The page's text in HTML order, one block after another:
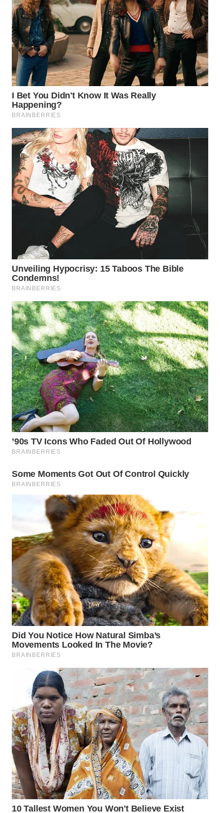
WN
DAIRI
WN
DANAU
TOBA
WN
NIAS
WN
LANGKAT
WN
TAPANULI
SELATAN
WN
KARO
SIMALUNGUN
WN
LABUHANBATU
WN
TAPANULI
TENGAH
WN DELI
SERDANG
WN
TINGGI
WN
KARAWANG
WN
BEKASI
WN
BOGOR
WN
DEPOK
WN
TAPANULI
UTARA
WN
SAMOSIR
WN
PADANG
LAWAS